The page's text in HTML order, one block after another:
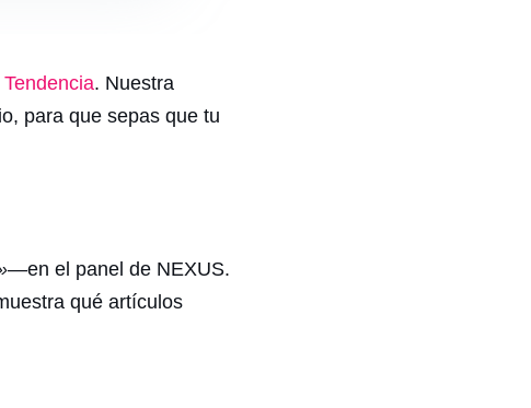
. Nuestra
para que sepas que tu
—en el panel de NEXUS.
qué artículos